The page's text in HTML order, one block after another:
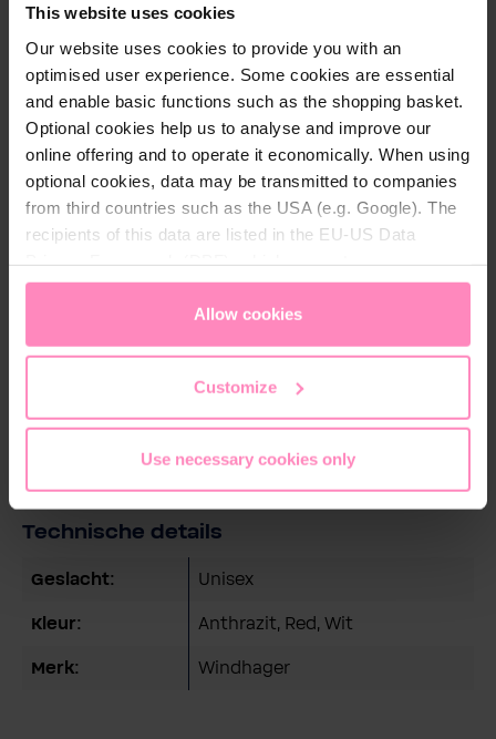
This website uses cookies
Our website uses cookies to provide you with an
optimised user experience. Some cookies are essential
and enable basic functions such as the shopping basket.
Optional cookies help us to analyse and improve our
online offering and to operate it economically. When using
optional cookies, data may be transmitted to companies
from third countries such as the USA (e.g. Google). The
recipients of this data are listed in the EU-US Data
appropriate level of data protection. You canaccept all
only allow necessary cookies
access and change your chosen setting at any time in
Allow cookies
Customize
Use necessary cookies only
Experience the perfect mix of style and comfort with
our
Windhager sneaker
in a modern design. This
sneaker is not only a real eye-catcher but also
functional and high-quality.
With its breathable upper made of high-quality
polyurethane and a mesh polyester lining, it provides
a comfortable and fresh wearing experience
throughout the day. The removable and replaceable
insole adds extra comfort and supports optimal foot
The rubber outsole offers excellent grip and high
durability. Perfect for anyone looking for a stylish
and comfortable sneaker.
Technische details
Geslacht: Unisex
Kleur: Anthrazit, Red, Wit
Merk: Windhager